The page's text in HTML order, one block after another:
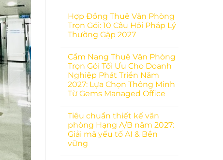
Hợp Đồng Thuê Văn Phòng
Trọn Gói: 10 Câu Hỏi Pháp Lý
Thường Gặp 2027
Cẩm Nang Thuê Văn Phòng
Trọn Gói Tối Ưu Cho Doanh
Nghiệp Phát Triển Năm
2027: Lựa Chọn Thông Minh
Từ Gems Managed Office
Tiêu chuẩn thiết kế văn
phòng Hạng A/B năm 2027:
Giải mã yếu tố AI & Bền
vững